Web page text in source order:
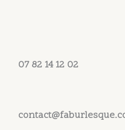
07 82 14 12 02